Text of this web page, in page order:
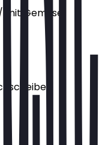
Gemüse